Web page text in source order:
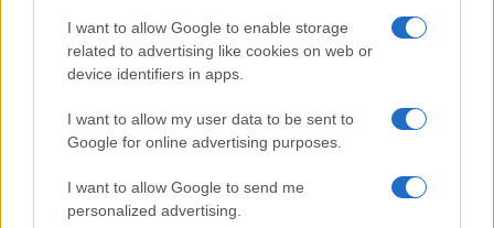
I want to allow Google to enable storage
related to advertising like cookies on web or
device identifiers in apps.
I want to allow my user data to be sent to
Google for online advertising purposes.
I want to allow Google to send me
personalized advertising.
o
k
p
p
NOTIZIE RECENTI
Ristorante distrutto dalle fiamme a La
Maddalena, incendio a Monti d’à rena
Le previsioni meteo per il weekend a Olbia e in